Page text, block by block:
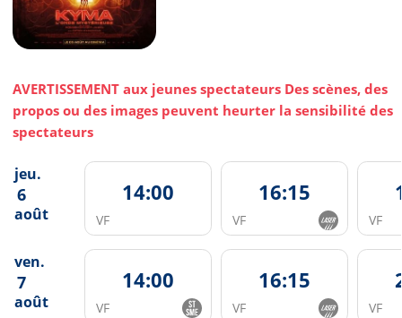
AVERTISSEMENT aux jeunes spectateurs Des scènes, des
propos ou des images peuvent heurter la sensibilité des
spectateurs
jeu.
6
août
14:00
VF
16:15
VF VF
ven.
7
août
14:00
VF
16:15
VF VF